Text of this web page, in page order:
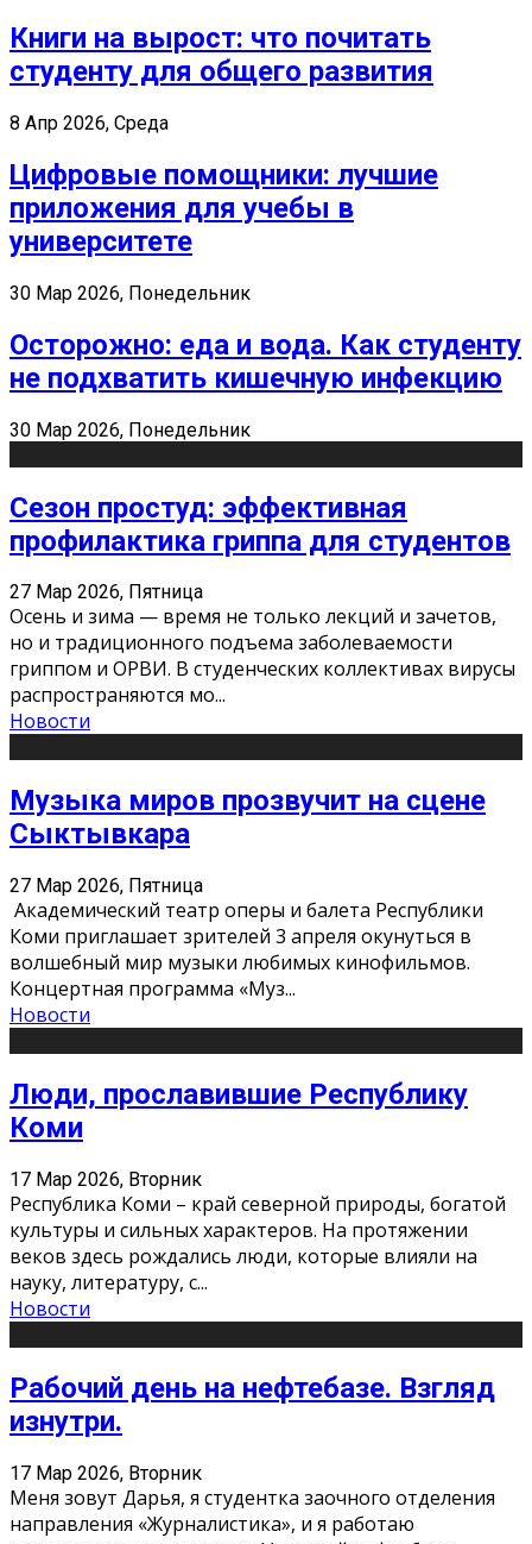
Книги на вырост: что почитать
студенту для общего развития
8 Апр 2026, Среда
Цифровые помощники: лучшие
приложения для учебы в
университете
30 Мар 2026, Понедельник
Осторожно: еда и вода. Как студенту
не подхватить кишечную инфекцию
30 Мар 2026, Понедельник
Сезон простуд: эффективная
профилактика гриппа для студентов
27 Мар 2026, Пятница
Осень и зима — время не только лекций и зачетов,
но и традиционного подъема заболеваемости
гриппом и ОРВИ. В студенческих коллективах вирусы
распространяются мо...
Новости
Музыка миров прозвучит на сцене
Сыктывкара
27 Мар 2026, Пятница
Академический театр оперы и балета Республики
Коми приглашает зрителей 3 апреля окунуться в
волшебный мир музыки любимых кинофильмов.
Концертная программа «Муз...
Новости
Люди, прославившие Республику
Коми
17 Мар 2026, Вторник
Республика Коми – край северной природы, богатой
культуры и сильных характеров. На протяжении
веков здесь рождались люди, которые влияли на
науку, литературу, с...
Новости
Рабочий день на нефтебазе. Взгляд
изнутри.
17 Мар 2026, Вторник
Меня зовут Дарья, я студентка заочного отделения
направления «Журналистика», и я работаю